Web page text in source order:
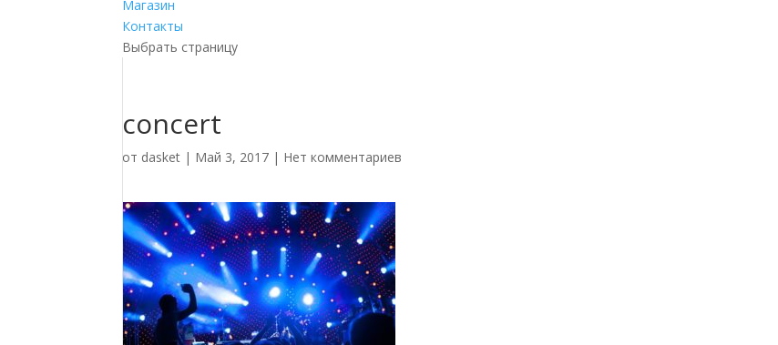
Магазин
Контакты
Выбрать страницу
concert
от dasket | Май 3, 2017 | Нет комментариев